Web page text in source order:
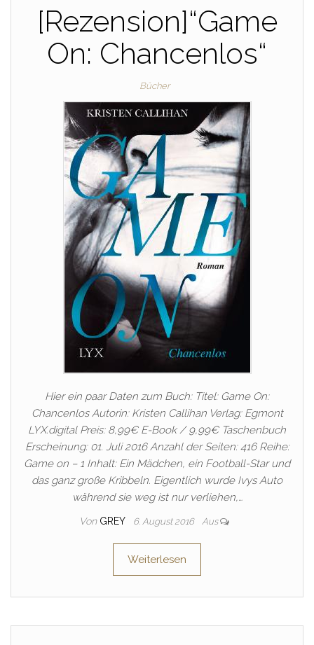
[Rezension]“Game
On: Chancenlos“
Bücher
Hier ein paar Daten zum Buch: Titel: Game On:
Chancenlos Autorin: Kristen Callihan Verlag: Egmont
LYX.digital Preis: 8,99€ E-Book / 9,99€ Taschenbuch
Erscheinung: 01. Juli 2016 Anzahl der Seiten: 416 Reihe:
Game on – 1 Inhalt: Ein Mädchen, ein Football-Star und
das ganz große Kribbeln. Eigentlich wurde Ivys Auto
während sie weg ist nur verliehen,…
Von GREY 6. August 2016 Aus
Weiterlesen